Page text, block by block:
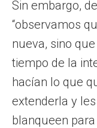
Sin embargo,
“observamos
nueva, sino
tiempo de la
hacían lo que
extenderla y
blanqueen